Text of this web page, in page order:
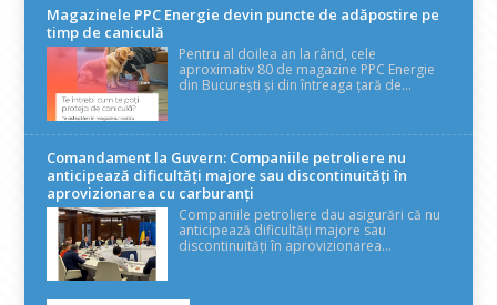
Magazinele PPC Energie devin puncte de adăpostire pe
timp de caniculă
Pentru al doilea an la rând, cele
aproximativ 80 de magazine PPC Energie
din București și din întreaga țară de...
Comandament la Guvern: Companiile petroliere nu
anticipează dificultăți majore sau discontinuități în
aprovizionarea cu carburanți
Companiile petroliere dau asigurări că nu
anticipează dificultăți majore sau
discontinuități în aprovizionarea...